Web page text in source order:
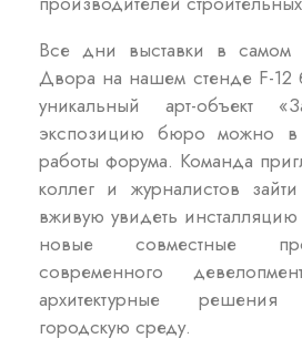
Все дни выставки в самом
Двора на нашем стенде F-12
уникальный арт-объект
экспозицию бюро можно
работы форума. Команда
коллег и журналистов
вживую увидеть
новые совместные
современного
архитектурные решения
городскую среду.